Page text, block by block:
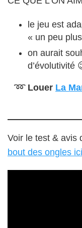
bout des ongles ici